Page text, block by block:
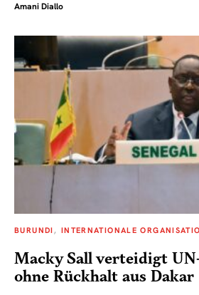
Amani Diallo
BURUNDI INTERNATIONALE
Macky Sall verteidigt
ohne Rückhalt aus Dakar